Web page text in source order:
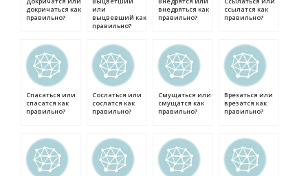
докричаться как
правильно?
или
выцвевший как
правильно?
внедряться как
правильно?
ссылатся как
правильно?
Спасаться или
спасатся как
правильно?
Сослаться или
сослатся как
правильно?
Смущаться или
смущатся как
правильно?
Врезаться или
врезатся как
правильно?